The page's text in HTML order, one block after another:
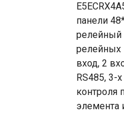
панели
релейный
релейных
вход, 2
RS485, 3-
контроля
элемента